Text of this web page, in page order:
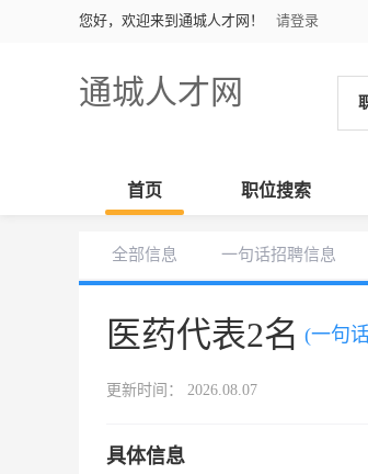
您好，欢迎来到通城人才网！ 请登录
通城人才网
首页 职位搜索
全部信息 一句话招聘信息
医药代表2名 (一句
更新时间： 2026.08.07
具体信息